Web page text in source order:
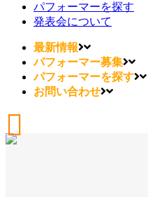
パフォーマーを探す
発表会について
最新情報
パフォーマー募集
パフォーマーを探す
お問い合わせ